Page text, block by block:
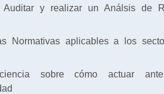
Auditar y realizar un Análsis de
Normativas aplicables a los
sobre cómo actuar